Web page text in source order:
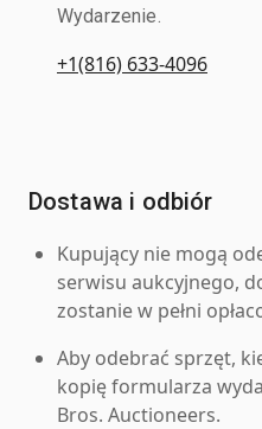
Wydarzenie.
+1(816) 633-4096
Dostawa i odbiór
Kupujący nie mogą
serwisu aukcyjnego,
zostanie w pełni
Aby odebrać sprzęt,
kopię formularza
Bros. Auctioneers.